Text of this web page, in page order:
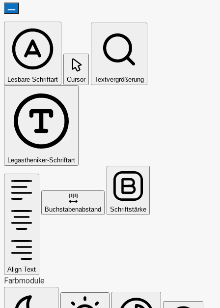
Lesbare Schriftart Cursor Textvergrößerung
Legastheniker-Schriftart
Align Text
Buchstabenabstand Schriftstärke
Farbmodule